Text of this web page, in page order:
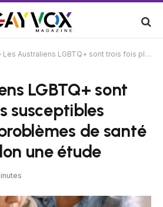
Les Australiens LGBTQ+ sont trois fois plus susceptibles d'avoir des problèmes de santé mentale, selon une étude
LGBTQ+ sont
susceptibles
de santé
une étude